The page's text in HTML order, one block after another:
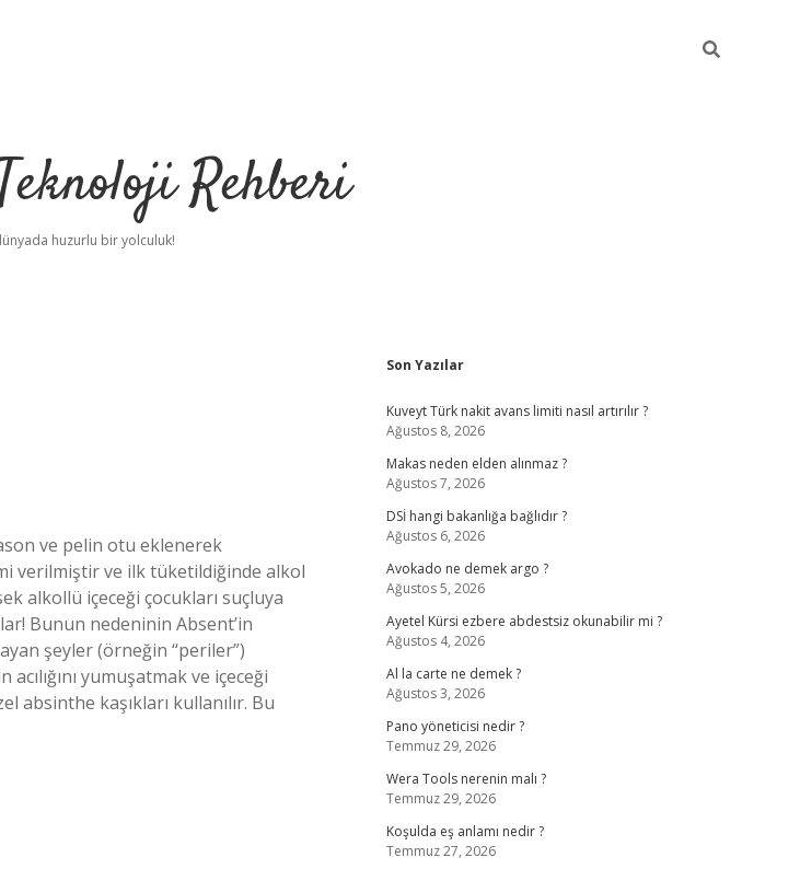
Rehberi
huzurlu bir yolculuk!
ve pelin otu eklenerek
verilmiştir ve ilk tüketildiğinde alkol
alkollü içeceği çocukları suçluya
Bunun nedeninin Absent’in
şeyler (örneğin “periler”)
yumuşatmak ve içeceği
absinthe kaşıkları kullanılır. Bu
Sidebar
Son Yazılar
Kuveyt Türk nakit avans limiti nasıl artırılır ?
Ağustos 8, 2026
Makas neden elden alınmaz ?
Ağustos 7, 2026
DSİ hangi bakanlığa bağlıdır ?
Ağustos 6, 2026
Avokado ne demek argo ?
Ağustos 5, 2026
Ayetel Kürsi ezbere abdestsiz okunabilir mi ?
Ağustos 4, 2026
Al la carte ne demek ?
Ağustos 3, 2026
Pano yöneticisi nedir ?
Temmuz 29, 2026
Wera Tools nerenin malı ?
Temmuz 29, 2026
Koşulda eş anlamı nedir ?
Temmuz 27, 2026